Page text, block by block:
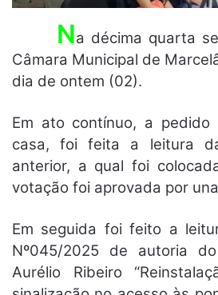
Na décima quarta
Câmara Municipal de
dia de ontem (02).
Em ato contínuo, a pedido
casa, foi feita a leitura
anterior, a qual foi
votação foi aprovada por
Em seguida foi feito a
Nº045/2025 de autoria
Aurélio Ribeiro